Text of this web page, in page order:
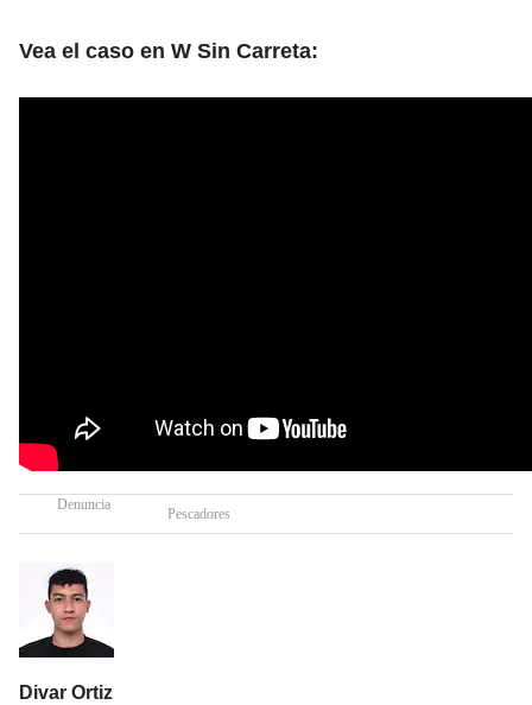
Vea el caso en W Sin Carreta:
Denuncia
Pescadores
Divar Ortiz